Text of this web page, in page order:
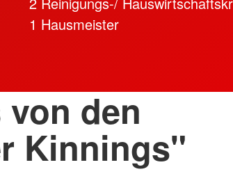
1 Hausmeister
den
Kinnings"